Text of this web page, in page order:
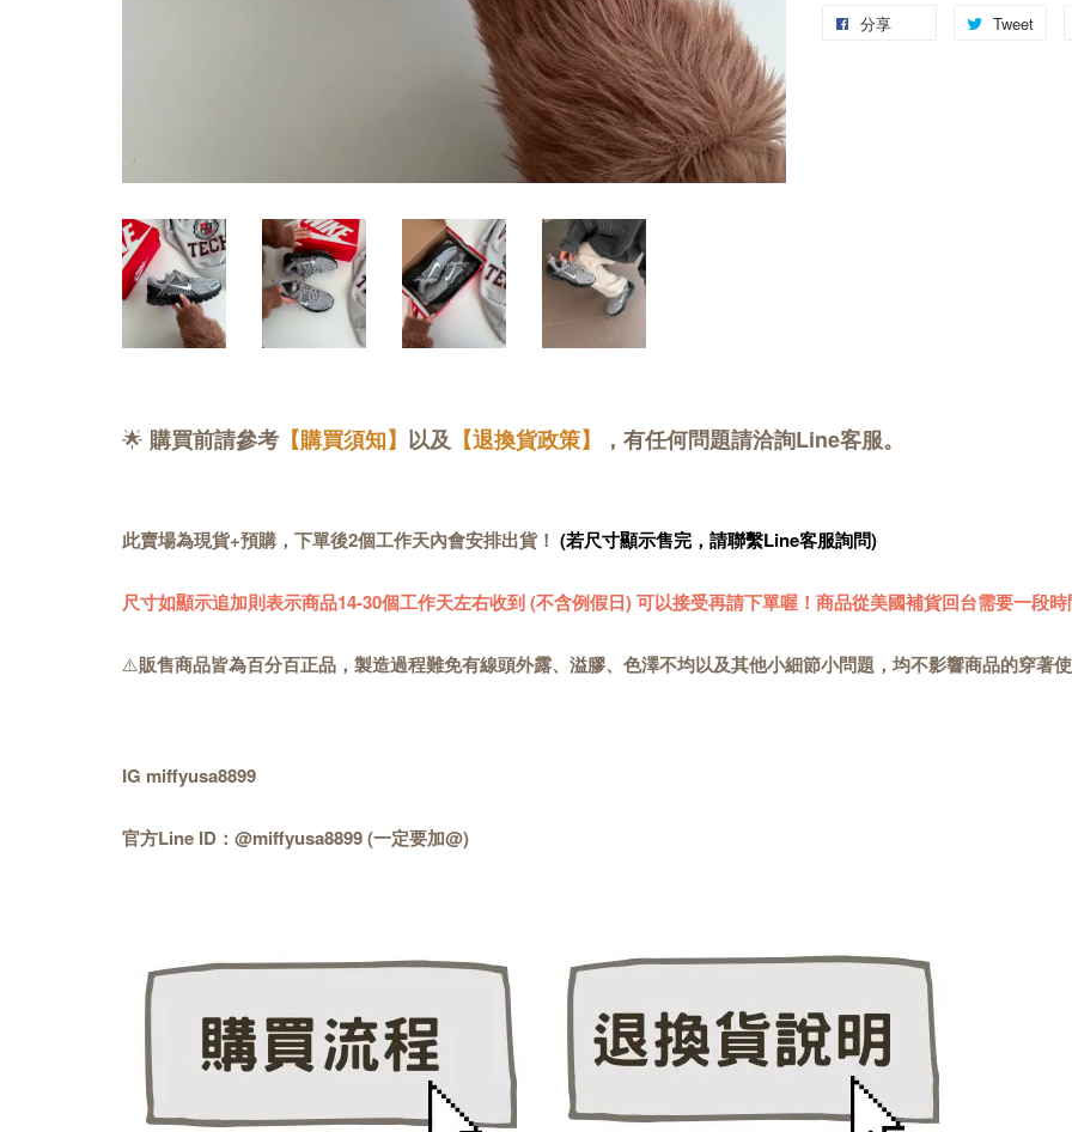
分享 Tweet
🌟 購買前請參考 【購買須知】 以及 【退換貨政策】 ，有任何問題請洽詢Line客服。
此賣場為現貨+預購，下單後2個工作天內會安排出貨！ (若尺寸顯示售完，請聯繫Line客服詢問)
尺寸如顯示追加則表示商品14-30個工作天左右收到 (不含例假日) 可以接受再請下單喔！商品從美國補貨回台需要一段時
⚠️販售商品皆為百分百正品，製造過程難免有線頭外露、溢膠、色澤不均以及其他小細節小問題，均不影響商品的穿著
IG miffyusa8899
官方Line ID：@miffyusa8899 (一定要加@)